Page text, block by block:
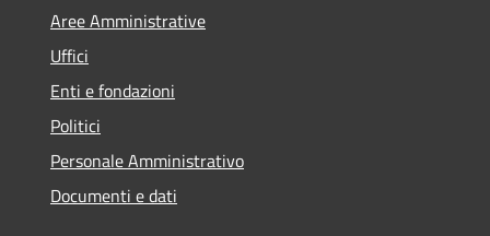
Aree Amministrative
Uffici
Enti e fondazioni
Politici
Personale Amministrativo
Documenti e dati